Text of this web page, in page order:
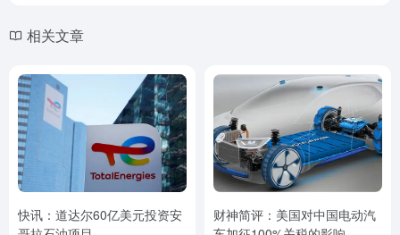
相关文章
快讯：道达尔60亿美元投资安
财神简评：美国对中国电动汽